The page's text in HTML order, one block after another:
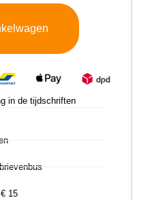
in de tijdschriften
15